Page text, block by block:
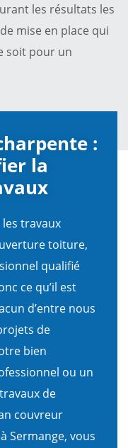
les résultats les
mise en place qui
soit pour un
:
la
travaux
toiture,
qualifié
ce qu’il est
d’entre nous
de
bien
ou un
de
couvreur
Sermange, vous